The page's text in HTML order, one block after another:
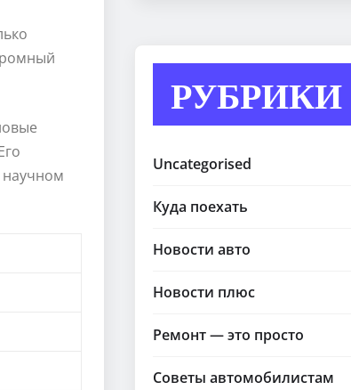
научном
РУБРИКИ
Uncategorised
Куда поехать
Новости авто
Новости плюс
Ремонт — это просто
Советы автомобилистам